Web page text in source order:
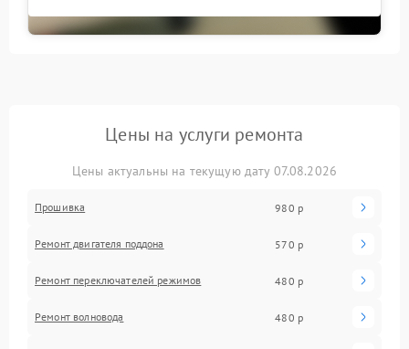
Цены на услуги ремонта
Цены актуальны на текущую дату 07.08.2026
Прошивка 980 р
Ремонт двигателя поддона 570 р
Ремонт переключателей режимов 480 р
Ремонт волновода 480 р